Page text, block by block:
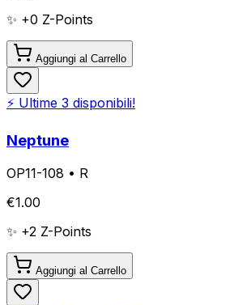
✨ +0 Z-Points
Aggiungi al Carrello
⚡ Ultime 3 disponibili!
Neptune
OP11-108 • R
€1.00
✨ +2 Z-Points
Aggiungi al Carrello